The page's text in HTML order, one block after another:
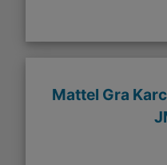
Mattel Gra